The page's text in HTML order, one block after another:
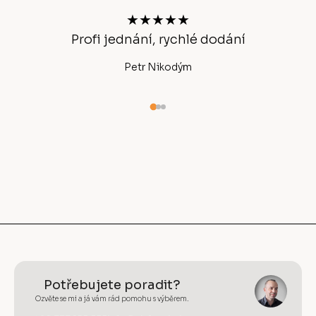
★★★★★
Profi jednání, rychlé dodání
Petr Nikodým
Potřebujete poradit?
Ozvěte se mi a já vám rád pomohu s výběrem.